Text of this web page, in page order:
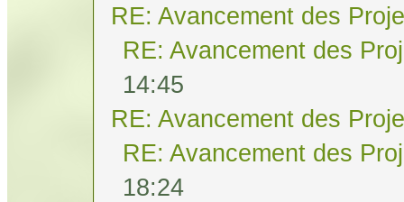
RE: Avancement des
RE: Avancement des
14:45
RE: Avancement des
RE: Avancement des
18:24